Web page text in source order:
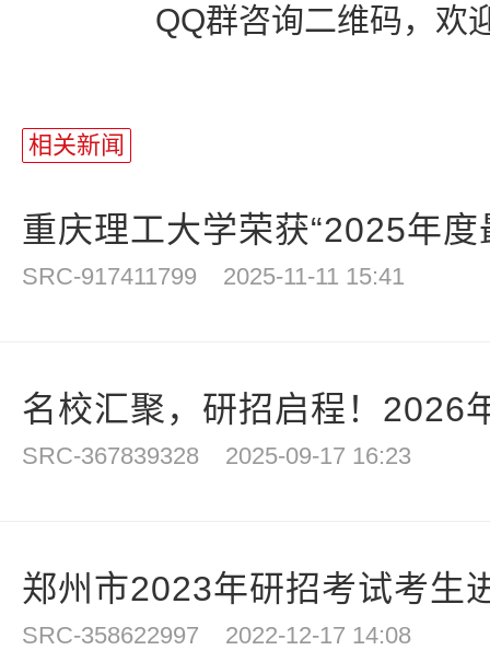
QQ群咨询二维码，欢
相关新闻
重庆理工大学荣获“2025年
SRC-917411799 2025-11-11 15:41
名校汇聚，研招启程！2026
SRC-367839328 2025-09-17 16:23
郑州市2023年研招考试考生
SRC-358622997 2022-12-17 14:08